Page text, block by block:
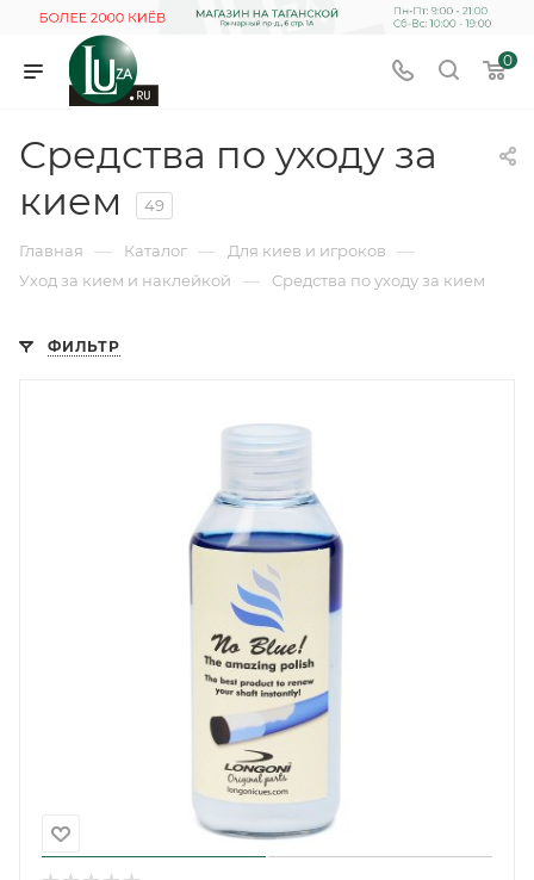
0
Средства по уходу за
кием
49
Главная — Каталог — Для киев и игроков —
Уход за кием и наклейкой — Средства по уходу за кием
ФИЛЬТР